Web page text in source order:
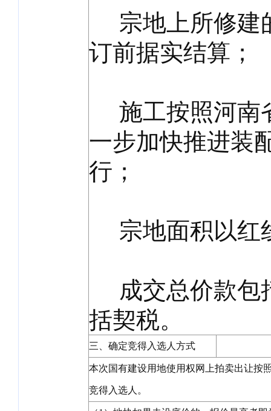
宗地上所修建
订前据实结算；
施工按照河南
一步加快推进装
行；
宗地面积以红
成交总价款包
括契税。
三、确定竞得入选人方式
本次国有建设用地使用权网上拍卖出让按
竞得入选人。